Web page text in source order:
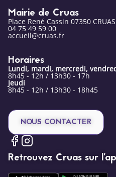
Mairie de Cruas
Place René Cassin 07350 CRUAS
04 75 49 59 00
accueil@cruas.fr
Horaires
Lundi, mardi, mercredi,
8h45 - 12h / 13h30 - 17h
Jeudi
8h45 - 12h / 13h30 - 18h45
NOUS CONTACTER
Retrouvez Cruas sur